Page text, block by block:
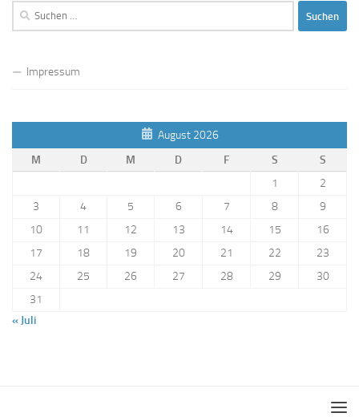
Suchen
Impressum
August 2026
M
D M D F S
S
1
2
3
4 5 6 7 8
9
10
11 12 13 14 15
16
17
18 19 20 21 22
23
24
25 26 27 28 29
30
31
« Juli